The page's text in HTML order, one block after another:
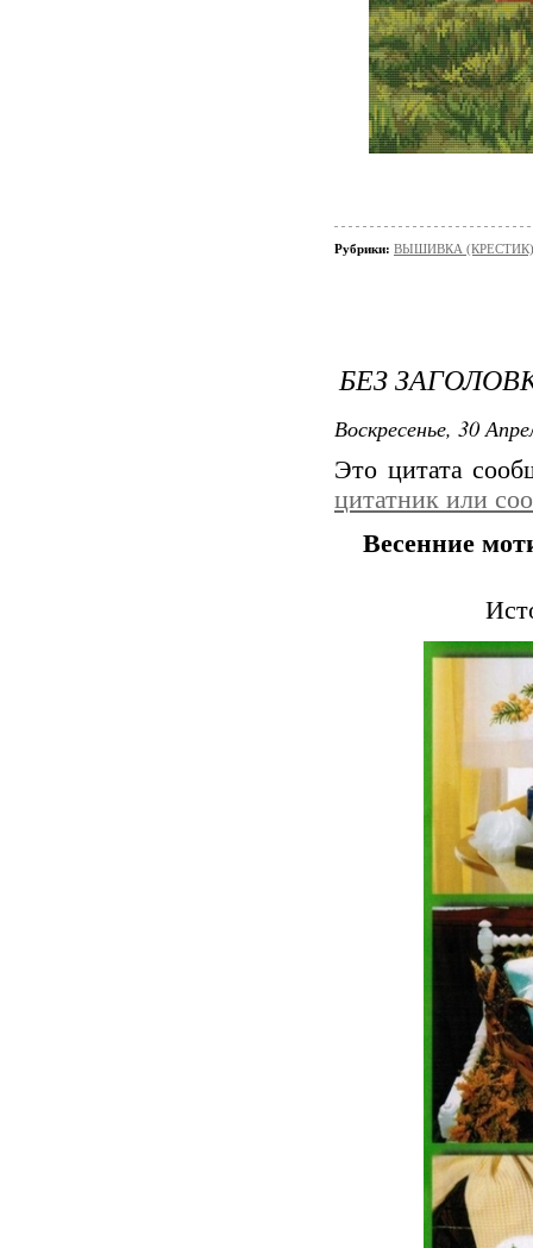
Рубрики: ВЫШИВКА
БЕЗ
Воскресенье, 30
Это цитата
цитатник или
Весенние